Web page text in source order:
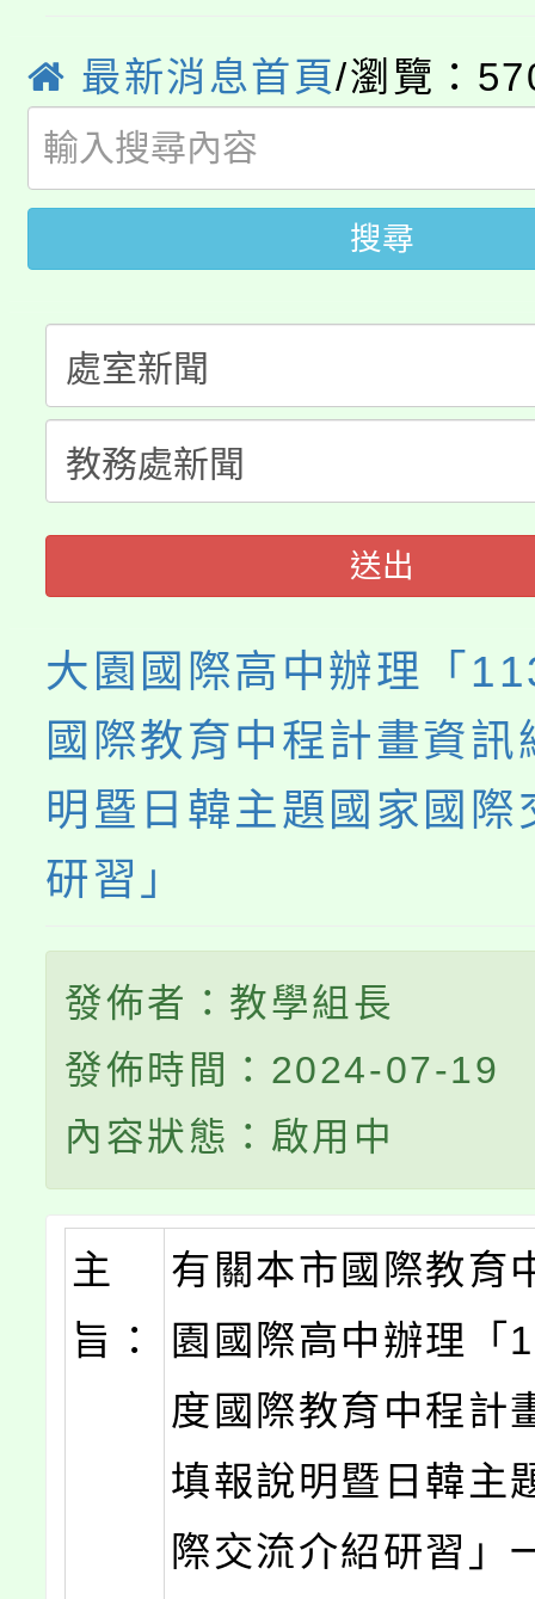
局官網。
8月14至27日，桃園電
開!
115年桃園市運動會8/
田徑場及游泳池舉行。
桃園市低收入戶享有免
視費優惠，中低收入戶
半價優惠，詳情可洽有
者。
大園自造教育及科技
份教師增能研習
份教師研習
淨零綠生活教案入校路
會
115年食農教育專業人
程
最新消息首頁/瀏覽：
搜尋
送出
大園國際高中辦理「
國際教育中程計畫資訊
明暨日韓主題國家國際
研習」
發佈者：教學組長
發佈時間：2024-07-19
內容狀態：啟用中
主
旨：
有關本市國際教育
園國際高中辦理「
度國際教育中程計
填報說明暨日韓主
際交流介紹研習」